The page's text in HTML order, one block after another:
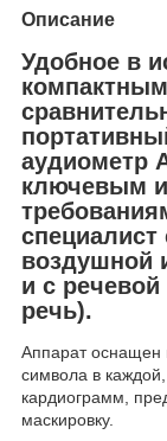
Описание
Удобное в
аудиометр
ключевым
специалист
воздушной
и с
речь).
Аппарат
символа в
кардиограмм,
маскировку.